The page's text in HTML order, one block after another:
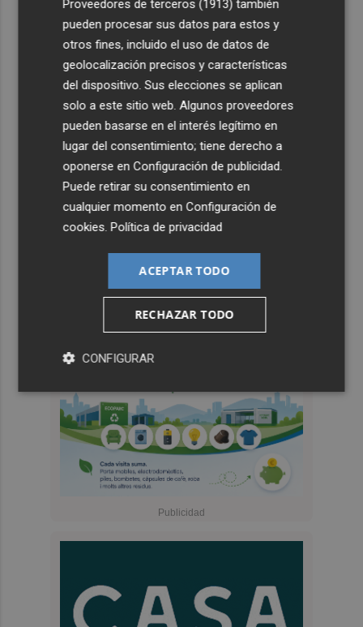
Proveedores de terceros (1913) también
pueden procesar sus datos para estos y
otros fines, incluido el uso de datos de
geolocalización precisos y características
del dispositivo. Sus elecciones se aplican
solo a este sitio web. Algunos proveedores
pueden basarse en el interés legítimo en
lugar del consentimiento; tiene derecho a
oponerse enConfiguración de publicidad.
Puede retirar su consentimiento en
cualquier momento enConfiguración de
cookies.Política de privacidad
ACEPTAR TODO
RECHAZAR TODO
CONFIGURAR